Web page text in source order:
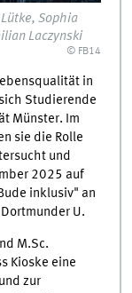
Sophia
Laczynski
© FB14
in
Studierende
Münster. Im
sie die Rolle
und
2025 auf
inklusiv" an
U.
M.Sc.
Kioske eine
zur